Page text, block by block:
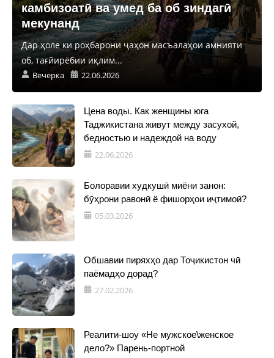
камбизоатӣ ва умед ба об зиндагӣ
мекунанд
Дар ҳоле ки роҳбарони ҷаҳон масъалаҳои амнияти
об, тағйирёбии иқлим...
Вечерка 22.06.2026
Цена воды. Как женщины юга
Таджикистана живут между засухой,
бедностью и надеждой на воду
22.06.2026
Болоравии худкушӣ миёни занон:
бӯҳрони равонӣ ё фишорҳои иҷтимоӣ?
05.03.2026
Обшавии пиряхҳо дар Тоҷикистон чӣ
паёмадҳо дорад?
27.02.2026
Реалити-шоу «Не мужское\женское
дело?» Парень-портной